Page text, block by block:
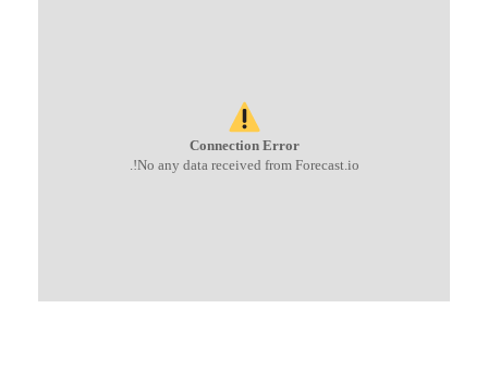
Connection Error
No any data received from Forecast.io!.